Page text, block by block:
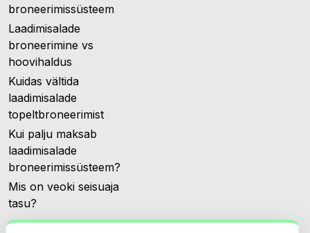
broneerimissüsteem
Laadimisalade
broneerimine vs
hoovihaldus
Kuidas vältida
laadimisalade
topeltbroneerimist
Kui palju maksab
laadimisalade
broneerimissüsteem?
Mis on veoki seisuaja
tasu?